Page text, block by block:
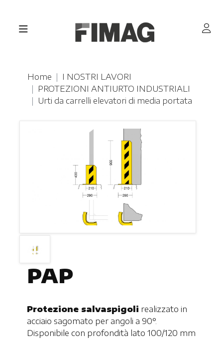
Home
I NOSTRI LAVORI
PROTEZIONI ANTIURTO INDUSTRIALI
Urti da carrelli elevatori di media portata
PAP
Protezione salvaspigoli realizzato in
acciaio sagomato per angoli a 90°.
Disponibile con profondità lato 100/120 mm